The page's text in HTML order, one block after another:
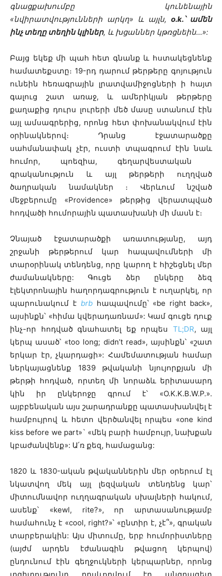
գնացքախումբը կունենային
«նվիրատվությունների արկղ» և այլն, o.k.՝ ամեն
ինչ տեղը տեղին կլիներ, և խցաններ կթռցնեին…»:
Բայց եկեք մի պահ հետ գնանք և հստակեցնենք
համատեքստը։ 19-րդ դարում թերթերը գոյություն
ունեին հեռագրային լրատվամիջոցների ի հայտ
գալուց շատ առաջ, և ամերիկյան թերթերը
քաղաքից դուրս լուրերի մեծ մասը ստանում էին
այլ ամսագրերից, որոնց հետ փոխանակվում էին
օրինակներով։ Դրանց էջատարածքը
սահմանափակ չէր, ուստի տպագրում էին նաև
հումոր, պոեզիա, գեղարվեստական ​​
գրականություն և այլ թերթերի ուղղված
ծաղրական նամակներ ։ Վերևում նշված
մեջբերումը «Providence» թերթից վերատպված
հոդվածի հումորային պատասխանի մի մասն է։
Չնայած էջատարածքի առատությանը, այդ
շրջանի թերթերում կար հապավումների մի
տարօրինակ տենդենց, որը կարող է հիշեցնել մեր
ժամանակները: Գուցե ձեր ընկերը ձեզ
էլեկտրոնային հաղորդագրություն է ուղարկել, որ
պարունակում է brbհապավումը՝ «be right back»,
այսինքն՝ «հիմա կվերադառնամ»: Կամ գուցե դուք
ինչ-որ հոդված գնահատել եք որպես TL;DR, այլ
կերպ ասած՝ «too long; didn’t read», այսինքն՝ «շատ
երկար էր, չկարդացի»: Համեմատության համար
ներկայացնենք 1839 թվականի նյույորքյան մի
թերթի հոդված, որտեղ մի նորաձև երիտասարդ
կին իր ընկերոջը գրում է՝ «O.K.K.B.W.P.».
այբբենական այս շարադրանքը պատասխանվել է
համբույրով և հետո վերծանվել որպես «one kind
kiss before we part»` «մեկ բարի համբույր, նախքան
կբաժանվենք»: Ա՛ռ քեզ, համացանց:
1820 և 1830-ական թվականներին մեր օրերում էլ
նկատվող մեկ այլ լեզվական տենդենց կար՝
միտումնավոր ուղղագրական սխալների հակում,
ասենք՝ «kewl, rite?», որ արտասանությամբ
համահունչ է «cool, right?»՝ «ընտիր է, չէ՞», գրական
տարբերակին: Այս միտումը, երբ հումորիստները
(այժմ արդեն էժանագին թվացող կերպով)
ընդունում էին գեղջուկների կերպարներ, որոնց